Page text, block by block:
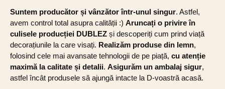
Suntem producător și vânzător într-unul singur. Astfel,
avem control total asupra calității :) Aruncați o privire în
culisele producției DUBLEZ și descoperiți cum prind viață
decorațiunile la care visați. Realizăm produse din lemn,
folosind cele mai avansate tehnologii de pe piață, cu atenție
maximă la calitate și detalii. Asigurăm un ambalaj sigur,
astfel încât produsele să ajungă intacte la D-voastră acasă.